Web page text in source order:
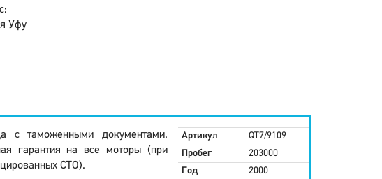
Уфу
с таможенными документами.
гарантия на все моторы (при
СТО).
Артикул
QT7/9109
Пробег
203000
Год
2000